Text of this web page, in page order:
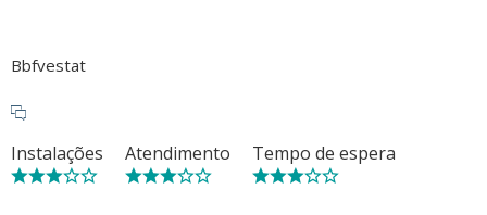
Bbfvestat
Instalações Atendimento Tempo de espera